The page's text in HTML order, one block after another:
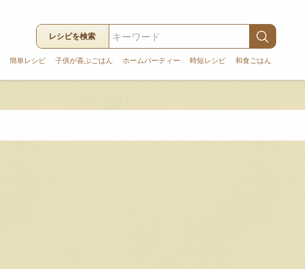
レシピを検索
簡単レシピ 子供が喜ぶごはん ホームパーティー 時短レシピ 和食ごはん